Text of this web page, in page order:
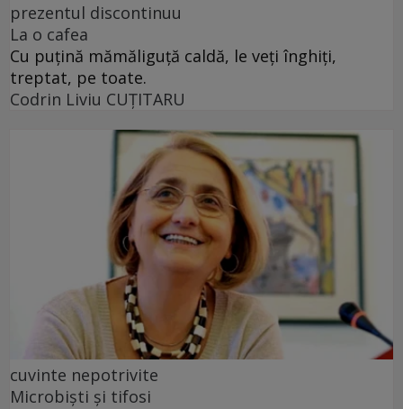
prezentul discontinuu
La o cafea
Cu puţină mămăliguţă caldă, le veţi înghiţi,
treptat, pe toate.
Codrin Liviu CUŢITARU
cuvinte nepotrivite
Microbiști și tifosi